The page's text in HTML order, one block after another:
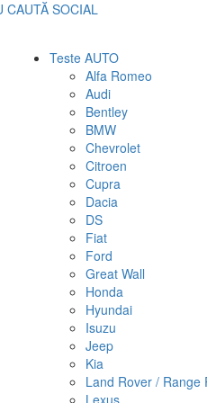
CAUTĂ SOCIAL
Teste AUTO
Alfa Romeo
Audi
Bentley
BMW
Chevrolet
Citroen
Cupra
Dacia
DS
Fiat
Ford
Great Wall
Honda
Hyundai
Isuzu
Jeep
Kia
Land Rover / Range
Lexus